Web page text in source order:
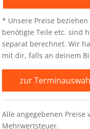
* Unsere Preise
benötigte Teile etc. sind
separat berechnet. Wir
mit dir, falls an deinem
zur
Alle angegebenen
Mehrwertsteuer.